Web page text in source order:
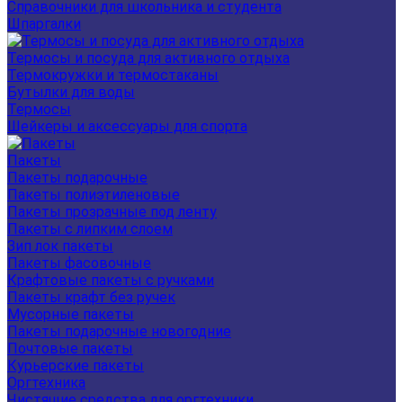
Справочники для школьника и студента
Шпаргалки
Термосы и посуда для активного отдыха
Термокружки и термостаканы
Бутылки для воды
Термосы
Шейкеры и аксессуары для спорта
Пакеты
Пакеты подарочные
Пакеты полиэтиленовые
Пакеты прозрачные под ленту
Пакеты с липким слоем
Зип лок пакеты
Пакеты фасовочные
Крафтовые пакеты с ручками
Пакеты крафт без ручек
Мусорные пакеты
Пакеты подарочные новогодние
Почтовые пакеты
Курьерские пакеты
Оргтехника